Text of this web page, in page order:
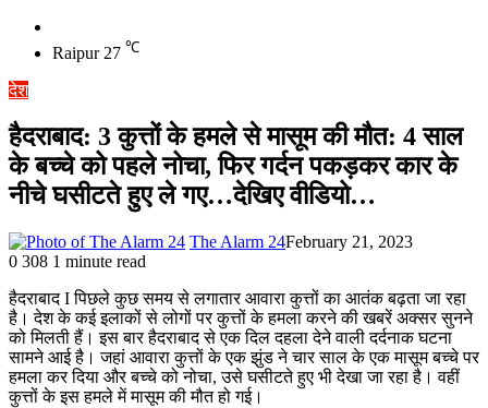
skin
Raipur 27 ℃
देश
हैदराबाद: 3 कुत्तों के हमले से मासूम की मौत: 4 साल
के बच्चे को पहले नोचा, फिर गर्दन पकड़कर कार के
नीचे घसीटते हुए ले गए…देखिए वीडियो…
The Alarm 24February 21, 2023
0 308 1 minute read
हैदराबाद I पिछले कुछ समय से लगातार आवारा कुत्तों का आतंक बढ़ता जा रहा
है। देश के कई इलाकों से लोगों पर कुत्तों के हमला करने की खबरें अक्सर सुनने
को मिलती हैं। इस बार हैदराबाद से एक दिल दहला देने वाली दर्दनाक घटना
सामने आई है। जहां आवारा कुत्तों के एक झुंड ने चार साल के एक मासूम बच्चे पर
हमला कर दिया और बच्चे को नोचा, उसे घसीटते हुए भी देखा जा रहा है। वहीं
कुत्तों के इस हमले में मासूम की मौत हो गई।